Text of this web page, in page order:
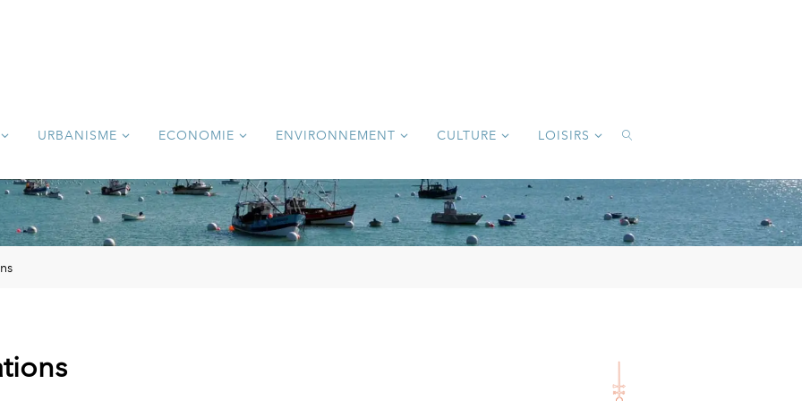
URBANISME ECONOMIE ENVIRONNEMENT CULTURE LOISIRS
SEARCH